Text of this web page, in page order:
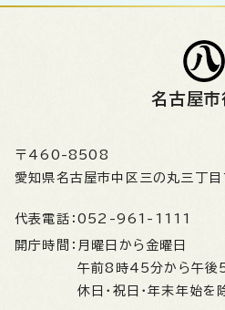
名古屋市
〒460-8508
愛知県名古屋市中区三の丸三丁
代表電話： 052-961-1111
開庁時間： 月曜日から金曜日
午前8時45分から午後
休日・祝日・年末年始を